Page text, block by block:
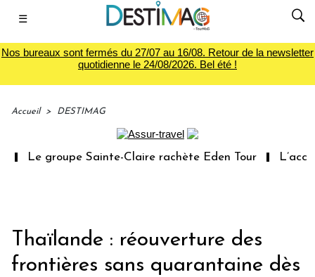
☰
Nos bureaux sont fermés du 27/07 au 16/08. Retour de la newsletter
quotidienne le 24/08/2026. Bel été !
Accueil > DESTIMAG
Le groupe Sainte-Claire rachète Eden Tour
Thaïlande : réouverture des
frontières sans quarantaine dès